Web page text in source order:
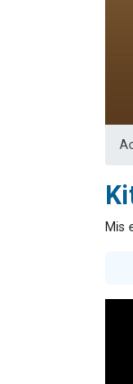
Mis